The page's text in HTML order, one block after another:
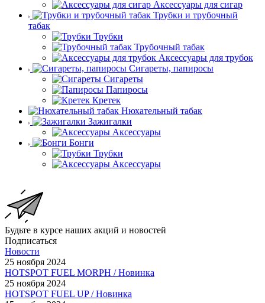
Аксессуары для сигар
Трубки и трубочный
табак
Трубки
Трубочный табак
Аксессуары для трубок
Сигареты, папиросы
Сигареты
Папиросы
Кретек
Нюхательный табак
Зажигалки
Аксессуары
Бонги
Трубки
Аксессуары
Будьте в курсе наших акций и новостей
Подписаться
Новости
25 ноября 2024
HOTSPOT FUEL MORPH / Новинка
25 ноября 2024
HOTSPOT FUEL UP / Новинка